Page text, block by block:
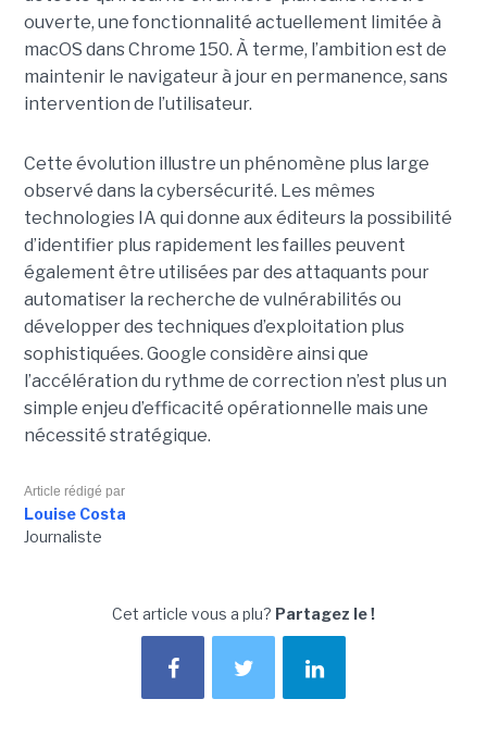
ouverte, une fonctionnalité actuellement limitée à
macOS dans Chrome 150. À terme, l’ambition est de
maintenir le navigateur à jour en permanence, sans
intervention de l’utilisateur.
Cette évolution illustre un phénomène plus large
observé dans la cybersécurité. Les mêmes
technologies IA qui donne aux éditeurs la possibilité
d’identifier plus rapidement les failles peuvent
également être utilisées par des attaquants pour
automatiser la recherche de vulnérabilités ou
développer des techniques d’exploitation plus
sophistiquées. Google considère ainsi que
l’accélération du rythme de correction n’est plus un
simple enjeu d’efficacité opérationnelle mais une
nécessité stratégique.
Article rédigé par
Louise Costa
Journaliste
Cet article vous a plu? Partagez le !